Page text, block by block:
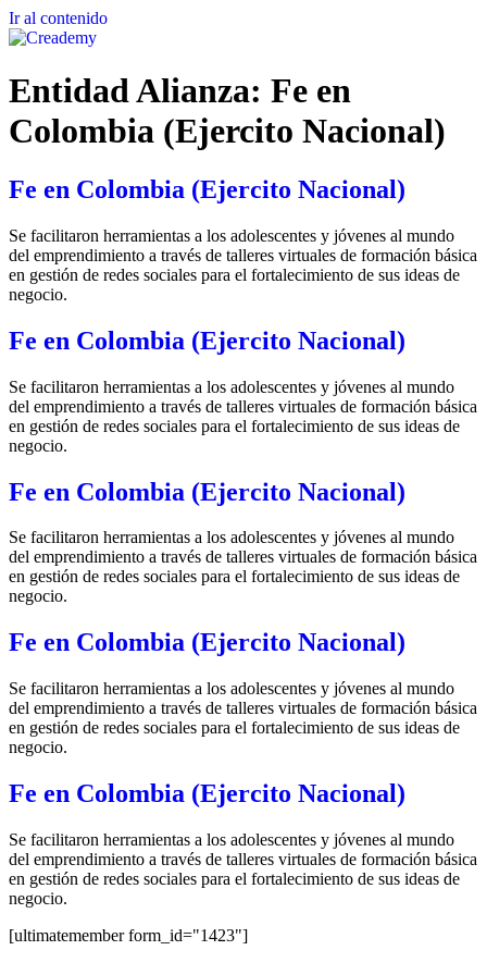
Ir al contenido
Entidad Alianza: Fe en
Colombia (Ejercito Nacional)
Fe en Colombia (Ejercito Nacional)
Se facilitaron herramientas a los adolescentes y jóvenes al mundo
del emprendimiento a través de talleres virtuales de formación básica
en gestión de redes sociales para el fortalecimiento de sus ideas de
negocio.
Fe en Colombia (Ejercito Nacional)
Se facilitaron herramientas a los adolescentes y jóvenes al mundo
del emprendimiento a través de talleres virtuales de formación básica
en gestión de redes sociales para el fortalecimiento de sus ideas de
negocio.
Fe en Colombia (Ejercito Nacional)
Se facilitaron herramientas a los adolescentes y jóvenes al mundo
del emprendimiento a través de talleres virtuales de formación básica
en gestión de redes sociales para el fortalecimiento de sus ideas de
negocio.
Fe en Colombia (Ejercito Nacional)
Se facilitaron herramientas a los adolescentes y jóvenes al mundo
del emprendimiento a través de talleres virtuales de formación básica
en gestión de redes sociales para el fortalecimiento de sus ideas de
negocio.
Fe en Colombia (Ejercito Nacional)
Se facilitaron herramientas a los adolescentes y jóvenes al mundo
del emprendimiento a través de talleres virtuales de formación básica
en gestión de redes sociales para el fortalecimiento de sus ideas de
negocio.
[ultimatemember form_id="1423"]